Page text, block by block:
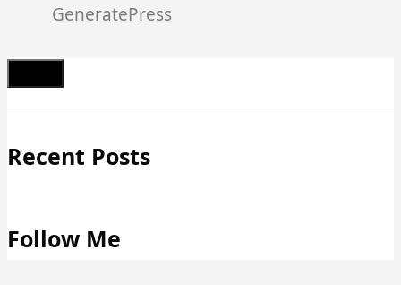
GeneratePress
Schließen
Recent Posts
Follow Me